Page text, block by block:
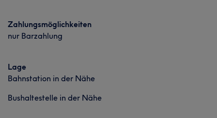
Zahlungsmöglichkeiten
nur Barzahlung
Lage
Bahnstation in der Nähe
Bushaltestelle in der Nähe